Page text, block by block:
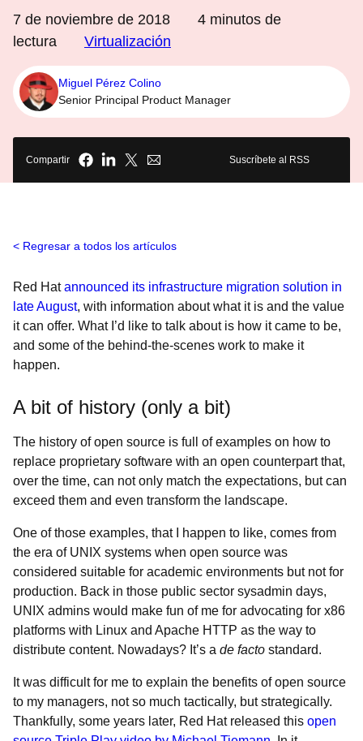
7 de noviembre de 2018 4 minutos de
lectura
Virtualización
Miguel Pérez Colino
Senior Principal Product Manager
Compartir Suscríbete al RSS
Regresar a todos los artículos
Red Hatannounced its infrastructure migration solution in
late August, with information about what it is and the value
it can offer. What I’d like to talk about is how it came to be,
and some of the behind-the-scenes work to make it
happen.
A bit of history (only a bit)
The history of open source is full of examples on how to
replace proprietary software with an open counterpart that,
over the time, can not only match the expectations, but can
exceed them and even transform the landscape.
One of those examples, that I happen to like, comes from
the era of UNIX systems when open source was
considered suitable for academic environments but not for
production. Back in those public sector sysadmin days,
UNIX admins would make fun of me for advocating for x86
platforms with Linux and Apache HTTP as the way to
distribute content. Nowadays? It’s a de facto standard.
It was difficult for me to explain the benefits of open source
to my managers, not so much tactically, but strategically.
Thankfully, some years later, Red Hat released this open